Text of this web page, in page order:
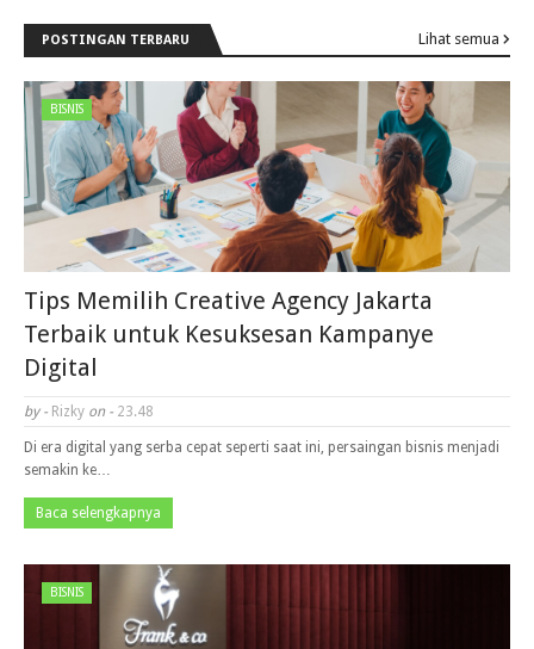
POSTINGAN TERBARU Lihat semua
BISNIS
Tips Memilih Creative Agency Jakarta
Terbaik untuk Kesuksesan Kampanye
Digital
by - Rizky on - 23.48
Di era digital yang serba cepat seperti saat ini, persaingan bisnis menjadi
semakin ke…
Baca selengkapnya
BISNIS